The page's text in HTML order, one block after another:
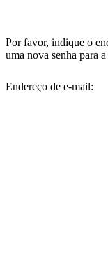
Por favor, indique o
uma nova senha para
Endereço de e-mail: